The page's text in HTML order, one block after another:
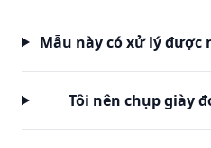
Mẫu này có xử lý được
Tôi nên chụp giày